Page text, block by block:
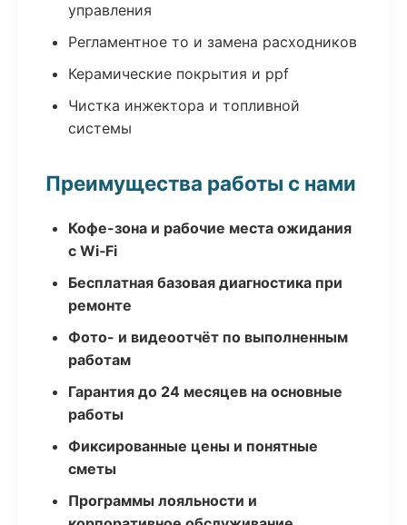
управления
Регламентное то и замена расходников
Керамические покрытия и ppf
Чистка инжектора и топливной
системы
Преимущества работы с нами
Кофе-зона и рабочие места ожидания
с Wi‑Fi
Бесплатная базовая диагностика при
ремонте
Фото- и видеоотчёт по выполненным
работам
Гарантия до 24 месяцев на основные
работы
Фиксированные цены и понятные
сметы
Программы лояльности и